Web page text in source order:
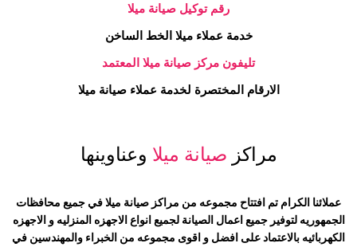
رقم توكيل صيانة ميلا
خدمة عملاءميلا الخط الساخن
تليفون مركز صيانة ميلا المعتمد
الارقام المختصرة لخدمة عملاء صيانةميلا
مراكز صيانة ميلا وعناوينها
عملائنا الكرام تم افتتاح مجموعه من مراكز صيانة ميلا في جميع محافظات
الجمهوريه لتوفير جميع اعمال الصيانة لجميع انواع الاجهزه المنزليه و الاجهزه
الكهربائيه بالاعتماد على افضل و اقوى مجموعه من الخبراء والمهندسين في